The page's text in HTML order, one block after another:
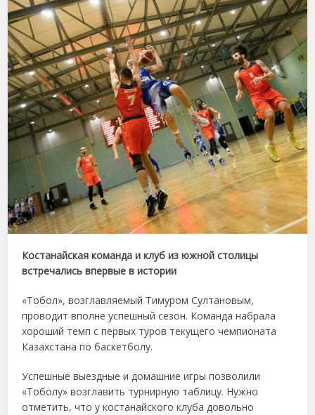
Костанайская команда и клуб из южной столицы
встречались впервые в истории
«Тобол», возглавляемый Тимуром Султановым,
проводит вполне успешный сезон. Команда набрала
хороший темп с первых туров текущего чемпионата
Казахстана по баскетболу.
Успешные выездные и домашние игры позволили
«Тоболу» возглавить турнирную таблицу. Нужно
отметить, что у костанайского клуба довольно